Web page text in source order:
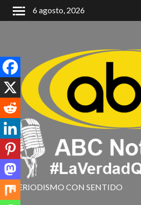
6 agosto, 2026
PERIODISMO CON SENTIDO